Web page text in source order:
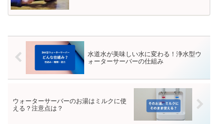
水道水が美味しい水に変わる！浄水型ウ
ォーターサーバーの仕組み
ウォーターサーバーのお湯はミルクに使
える？注意点は？